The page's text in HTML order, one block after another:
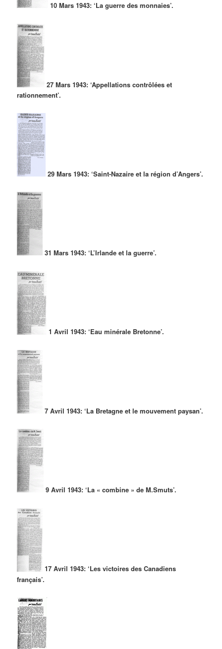
10 Mars 1943: ‘La guerre des monnaies’.
27 Mars 1943: ‘Appellations contrôlées et
rationnement’.
29 Mars 1943: ‘Saint-Nazaire et la région d’Angers’.
31 Mars 1943: ‘L’Irlande et la guerre’.
1 Avril 1943: ‘Eau minérale Bretonne’.
7 Avril 1943: ‘La Bretagne et le mouvement paysan’.
9 Avril 1943: ‘La « combine » de M.Smuts’.
17 Avril 1943: ‘Les victoires des Canadiens
français’.